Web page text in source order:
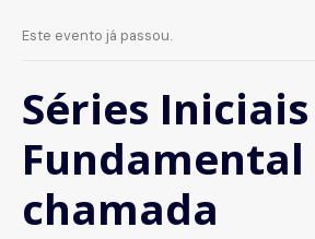
Este evento já passou.
Séries Iniciais
Fundamental
chamada